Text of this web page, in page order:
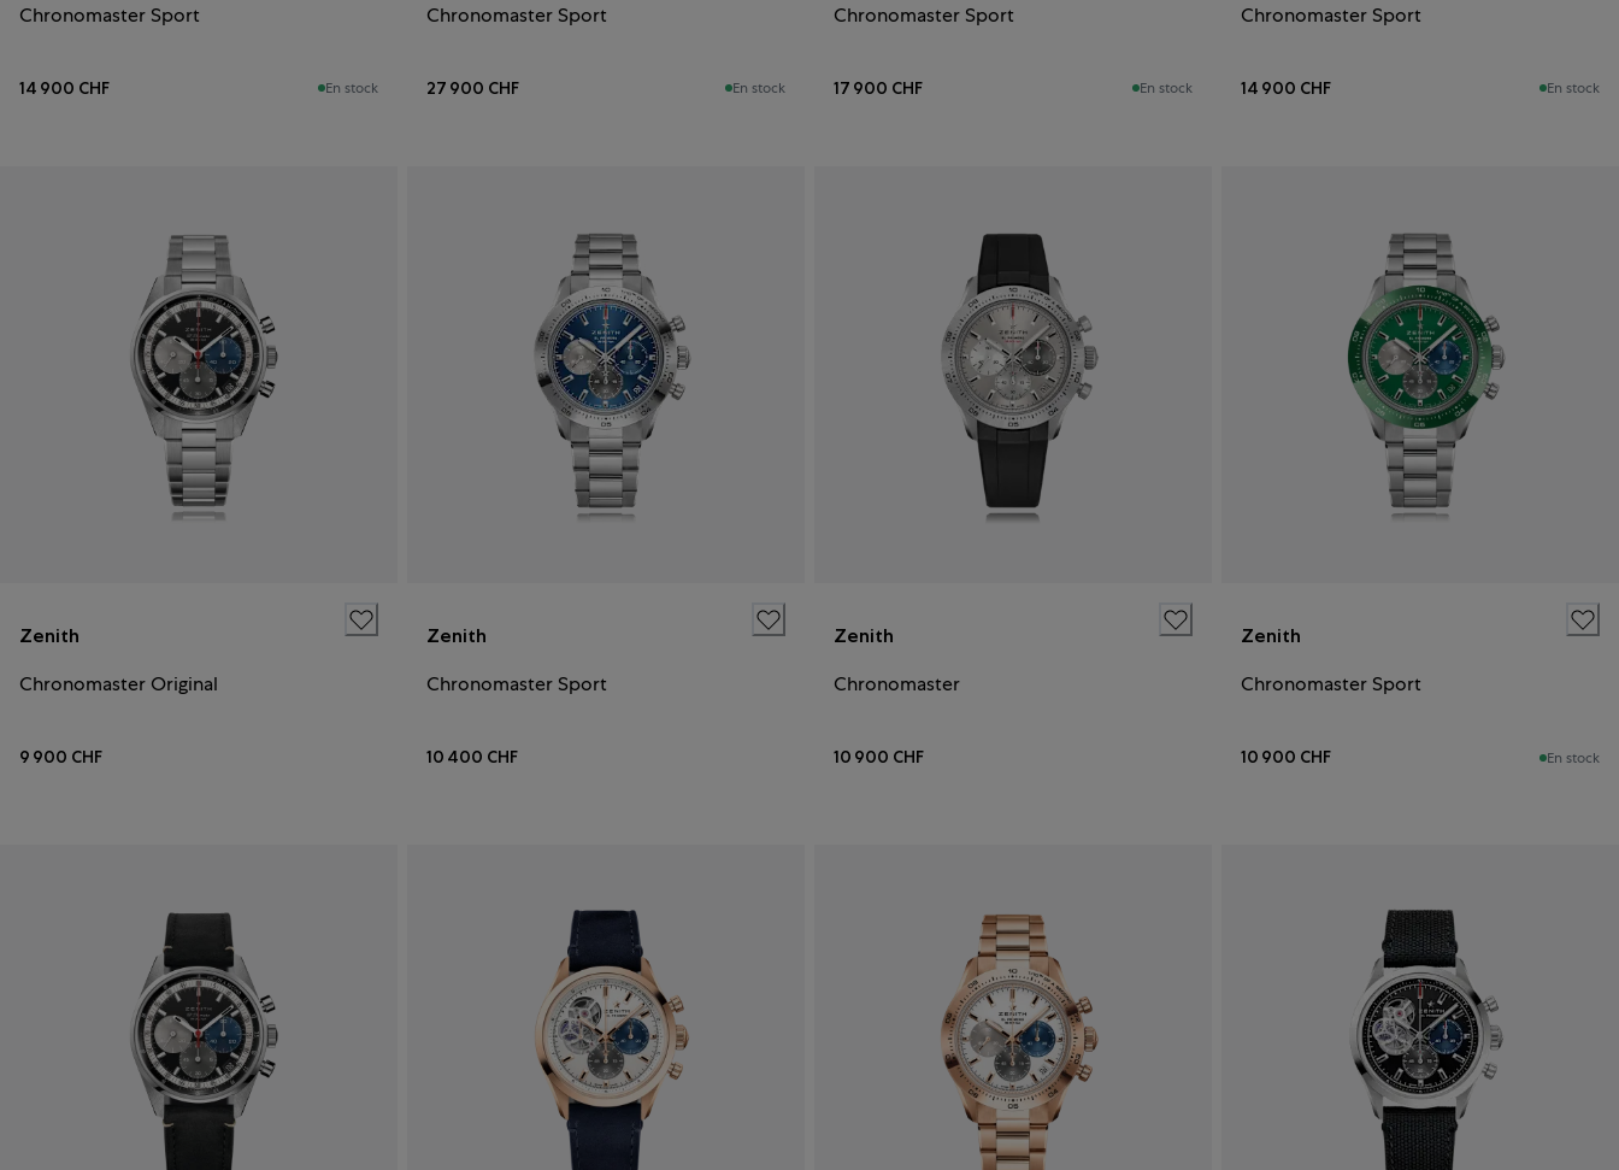
Chronomaster Sport
14 900 CHF En stock
Chronomaster Sport
27 900 CHF En stock
Chronomaster Sport
17 900 CHF En stock
Chronomaster Sport
14 900 CHF En stock
Zenith
Chronomaster Original
9 900 CHF
Zenith
Chronomaster Sport
10 400 CHF
Zenith
Chronomaster
10 900 CHF
Zenith
Chronomaster Sport
10 900 CHF En stock